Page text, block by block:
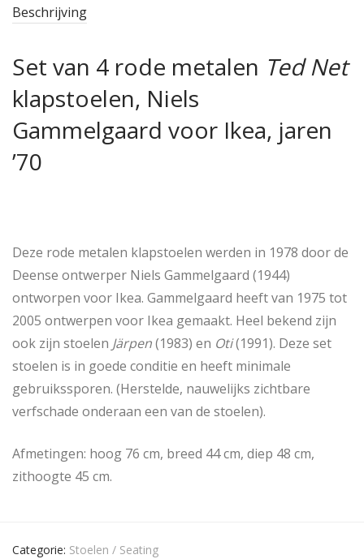
Beschrijving
Set van 4 rode metalen Ted Net
klapstoelen, Niels
Gammelgaard voor Ikea, jaren
’70
Deze rode metalen klapstoelen werden in 1978 door de
Deense ontwerper Niels Gammelgaard (1944)
ontworpen voor Ikea. Gammelgaard heeft van 1975 tot
2005 ontwerpen voor Ikea gemaakt. Heel bekend zijn
ook zijn stoelen Järpen(1983) en Oti(1991). Deze set
stoelen is in goede conditie en heeft minimale
gebruikssporen. (Herstelde, nauwelijks zichtbare
verfschade onderaan een van de stoelen).
Afmetingen: hoog 76 cm, breed 44 cm, diep 48 cm,
zithoogte 45 cm.
Categorie: Stoelen / Seating